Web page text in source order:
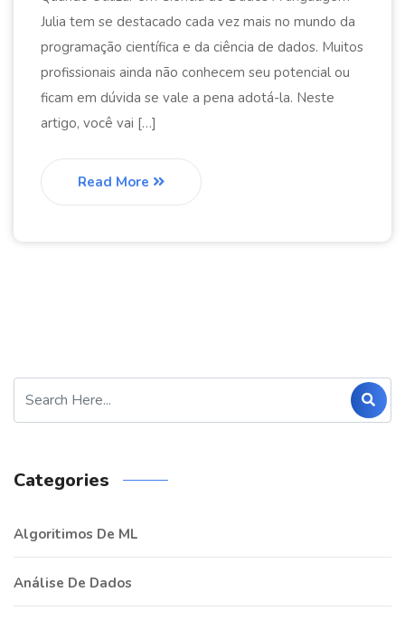
Julia tem se destacado cada vez mais no mundo da
programação científica e da ciência de dados. Muitos
profissionais ainda não conhecem seu potencial ou
ficam em dúvida se vale a pena adotá-la. Neste
artigo, você vai […]
Read More
Categories
Algoritimos De ML
Análise De Dados